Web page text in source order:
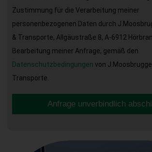
Zustimmung für die Verarbeitung meiner
personenbezogenen Daten durch
& Transporte, Allgäustraße 8, A-6912
Bearbeitung meiner Anfrage, gemäß den
Datenschutzbedingungen von
Transporte.
Anfrage unverbindlich